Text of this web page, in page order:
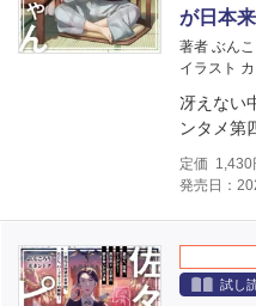
が日本
著者 ぶんこ
イラスト
冴えない
ンタメ第
定価 1,430
発売日：
試し